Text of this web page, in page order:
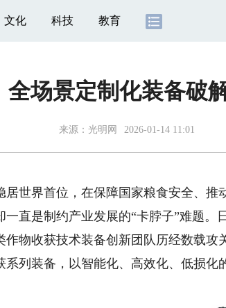
文化 科技 教育
全场景定制化装备破
来源： 光明网 2026-01-14 11:01
世界首位，在保障国家粮食安全、推
直是制约产业发展的“卡脖子”难题。
物收获技术装备创新团队历经数载攻
列装备，以智能化、高效化、低损化